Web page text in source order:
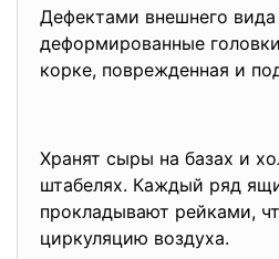
Дефектами внешнего вида
деформированные
корке, поврежденная и
Хранят сыры на базах и
штабелях. Каждый ряд
прокладывают рейками,
циркуляцию воздуха.